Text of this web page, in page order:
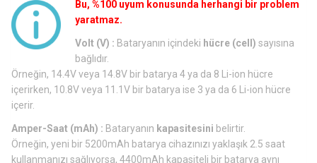
Bu, %100 uyum konusunda herhangi bir problem
yaratmaz.
Volt (V) : Bataryanın içindeki hücre (cell) sayısına
bağlıdır.
Örneğin, 14.4V veya 14.8V bir batarya 4 ya da 8 Li-ion hücre
içerirken, 10.8V veya 11.1V bir batarya ise 3 ya da 6 Li-ion hücre
içerir.
Amper-Saat (mAh) : Bataryanın kapasitesini belirtir.
Örneğin, yeni bir 5200mAh batarya cihazınızı yaklaşık 2.5 saat
kullanmanızı sağlıyorsa, 4400mAh kapasiteli bir batarya aynı